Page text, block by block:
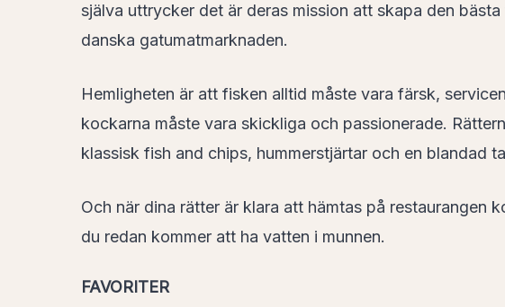
själva uttrycker det är deras mission att skapa den
danska gatumatmarknaden.
Hemligheten är att fisken alltid måste vara färsk,
kockarna måste vara skickliga och passionerade.
klassisk fish and chips, hummerstjärtar och en blandad
Och när dina rätter är klara att hämtas på restaurangen
du redan kommer att ha vatten i munnen.
FAVORITER